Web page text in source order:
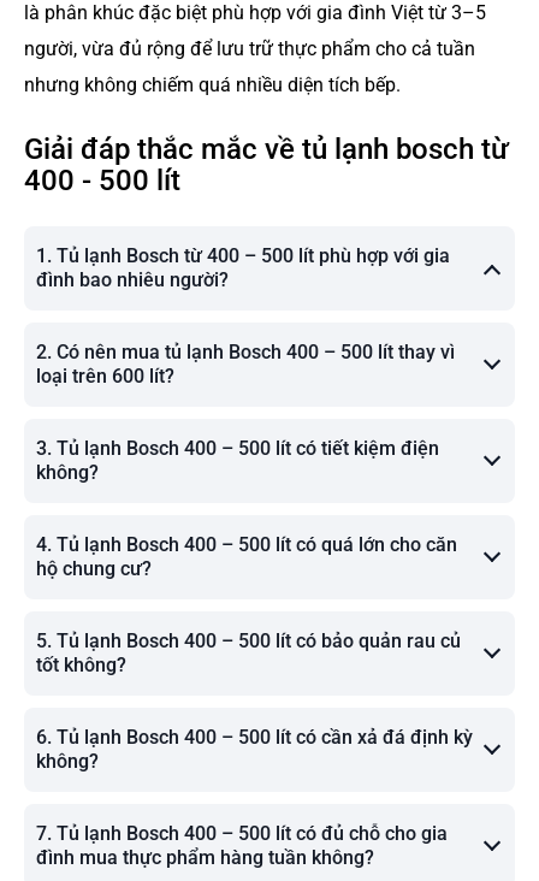
là phân khúc đặc biệt phù hợp với gia đình Việt từ 3–5
người, vừa đủ rộng để lưu trữ thực phẩm cho cả tuần
nhưng không chiếm quá nhiều diện tích bếp.
Giải đáp thắc mắc về tủ lạnh bosch từ
400 - 500 lít
1. Tủ lạnh Bosch từ 400 – 500 lít phù hợp với gia
đình bao nhiêu người?
2. Có nên mua tủ lạnh Bosch 400 – 500 lít thay vì
loại trên 600 lít?
3. Tủ lạnh Bosch 400 – 500 lít có tiết kiệm điện
không?
4. Tủ lạnh Bosch 400 – 500 lít có quá lớn cho căn
hộ chung cư?
5. Tủ lạnh Bosch 400 – 500 lít có bảo quản rau củ
tốt không?
6. Tủ lạnh Bosch 400 – 500 lít có cần xả đá định kỳ
không?
7. Tủ lạnh Bosch 400 – 500 lít có đủ chỗ cho gia
đình mua thực phẩm hàng tuần không?